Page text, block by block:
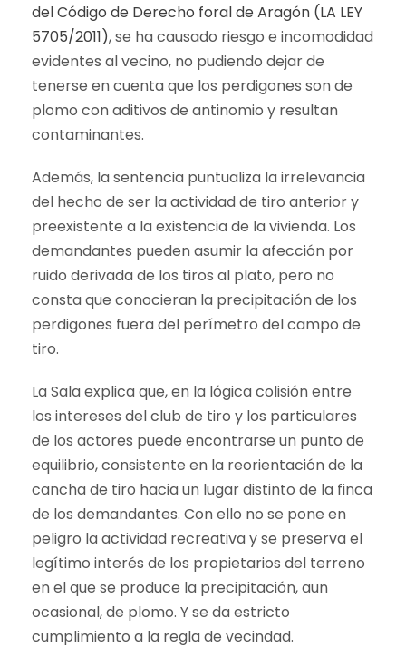
del Código de Derecho foral de Aragón (LA LEY
5705/2011), se ha causado riesgo e incomodidad
evidentes al vecino, no pudiendo dejar de
tenerse en cuenta que los perdigones son de
plomo con aditivos de antinomio y resultan
contaminantes.
Además, la sentencia puntualiza la irrelevancia
del hecho de ser la actividad de tiro anterior y
preexistente a la existencia de la vivienda. Los
demandantes pueden asumir la afección por
ruido derivada de los tiros al plato, pero no
consta que conocieran la precipitación de los
perdigones fuera del perímetro del campo de
tiro.
La Sala explica que, en la lógica colisión entre
los intereses del club de tiro y los particulares
de los actores puede encontrarse un punto de
equilibrio, consistente en la reorientación de la
cancha de tiro hacia un lugar distinto de la finca
de los demandantes. Con ello no se pone en
peligro la actividad recreativa y se preserva el
legítimo interés de los propietarios del terreno
en el que se produce la precipitación, aun
ocasional, de plomo. Y se da estricto
cumplimiento a la regla de vecindad.